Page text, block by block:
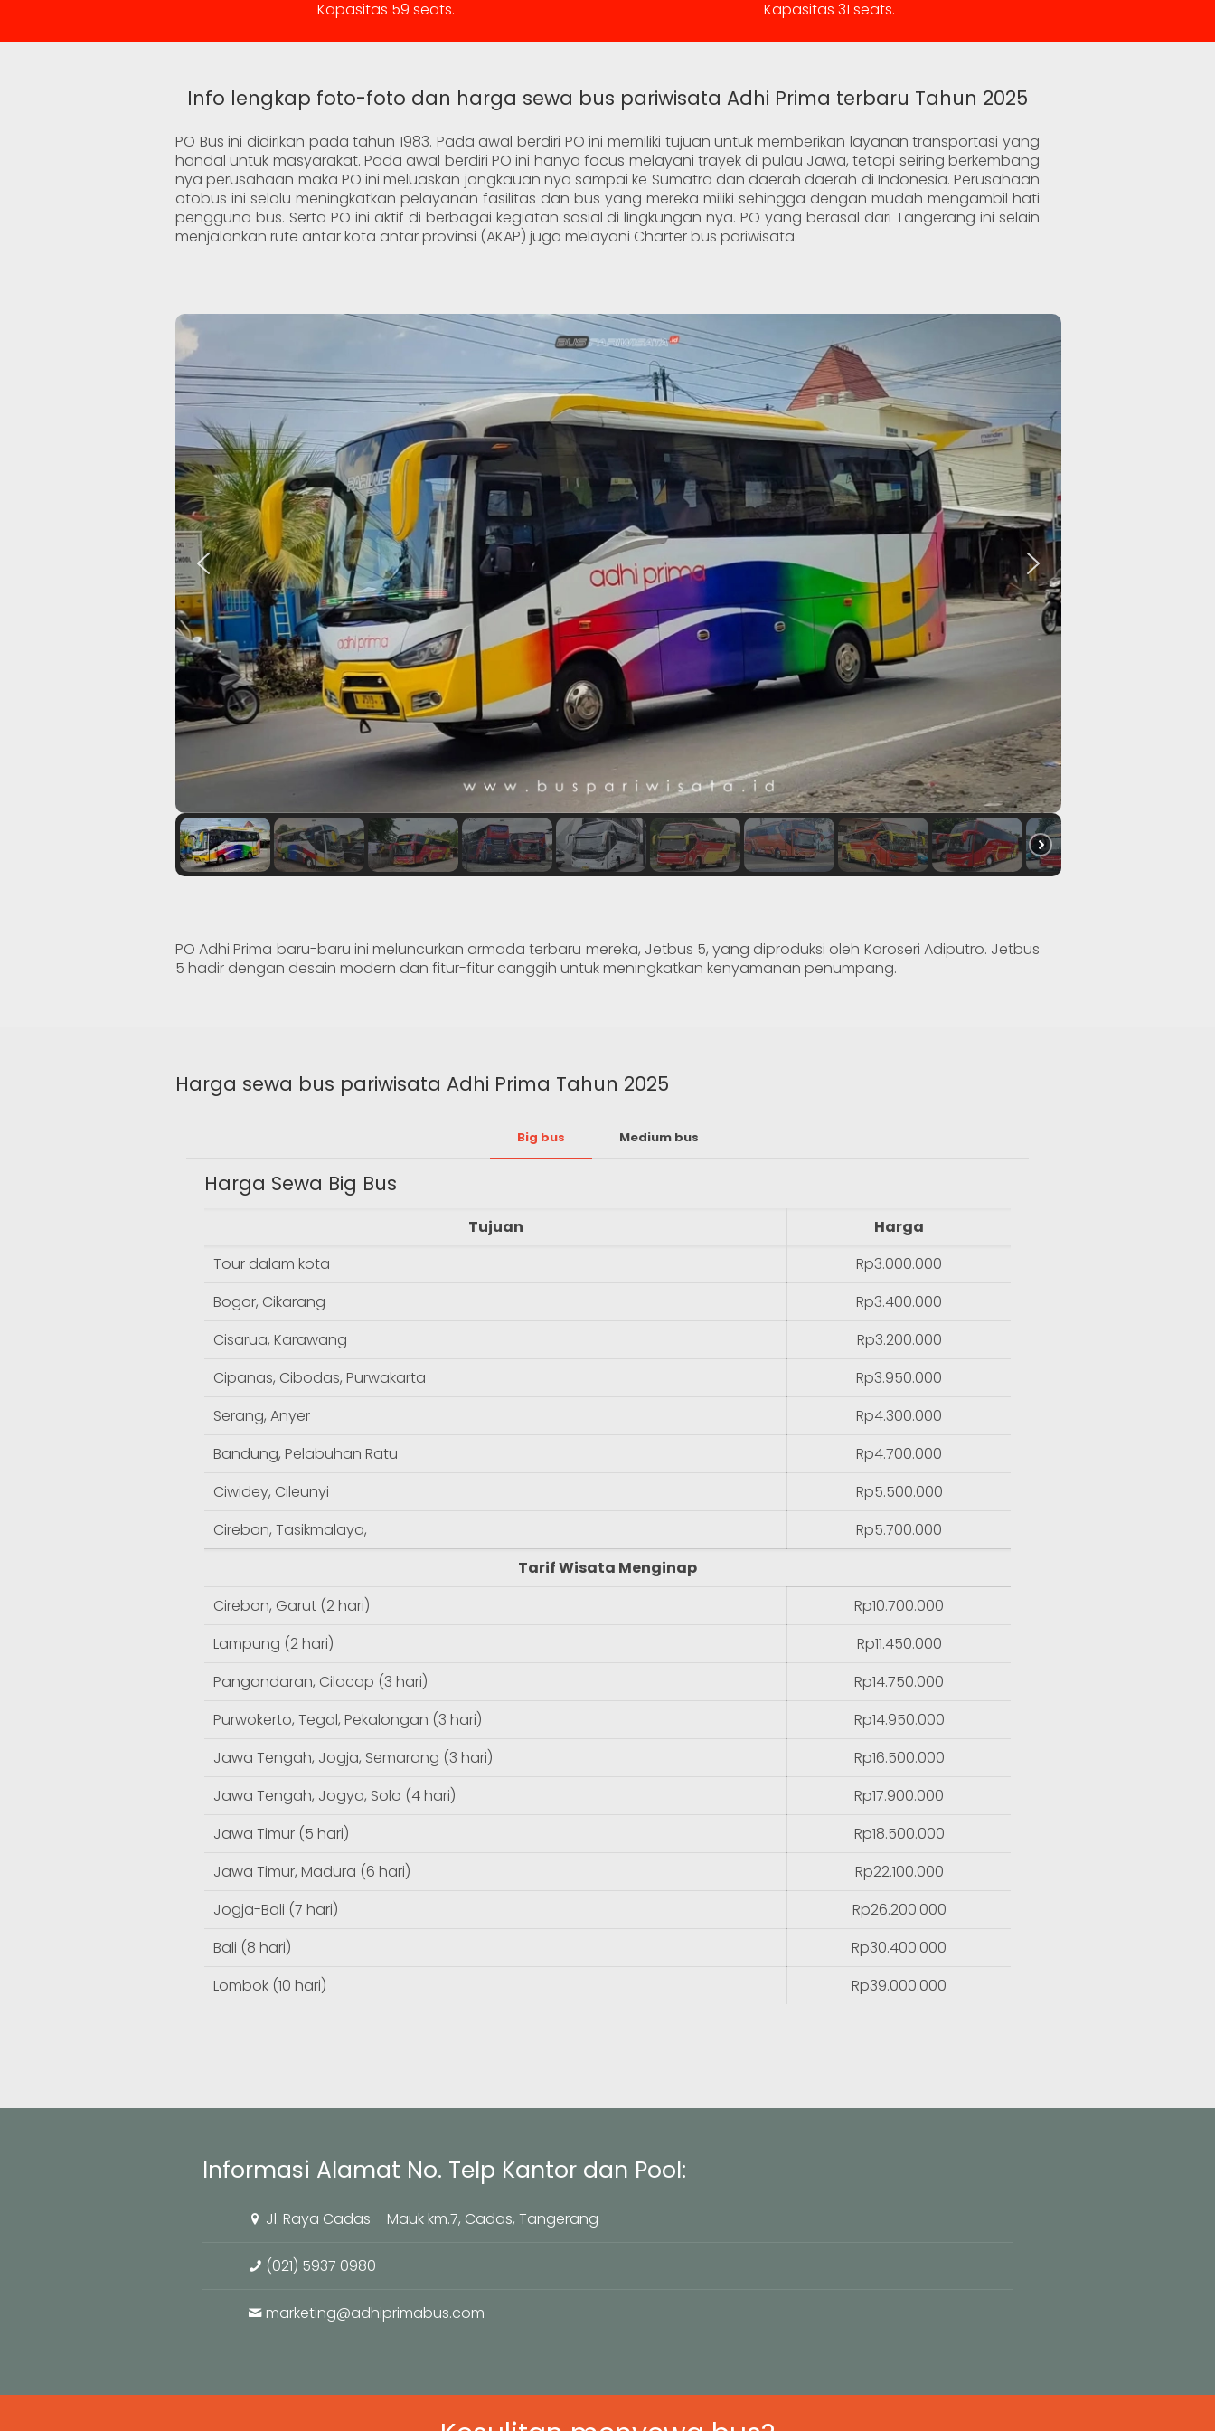
Kapasitas 59 seats. Kapasitas 31 seats.
Info lengkap foto-foto dan harga sewa bus pariwisata Adhi Prima terbaru Tahun 2025
PO Bus ini didirikan pada tahun 1983. Pada awal berdiri PO ini memiliki tujuan untuk memberikan layanan transportasi yang
handal untuk masyarakat. Pada awal berdiri PO ini hanya focus melayani trayek di pulau Jawa, tetapi seiring berkembang
nya perusahaan maka PO ini meluaskan jangkauan nya sampai ke Sumatra dan daerah daerah di Indonesia. Perusahaan
otobus ini selalu meningkatkan pelayanan fasilitas dan bus yang mereka miliki sehingga dengan mudah mengambil hati
pengguna bus. Serta PO ini aktif di berbagai kegiatan sosial di lingkungan nya. PO yang berasal dari Tangerang ini selain
menjalankan rute antar kota antar provinsi (AKAP) juga melayani Charter bus pariwisata.
PO Adhi Prima baru-baru ini meluncurkan armada terbaru mereka, Jetbus 5, yang diproduksi oleh Karoseri Adiputro. Jetbus
5 hadir dengan desain modern dan fitur-fitur canggih untuk meningkatkan kenyamanan penumpang.
Harga sewa bus pariwisata Adhi Prima Tahun 2025
Big bus Medium bus
Harga Sewa Big Bus
Tujuan
Harga
Tour dalam kota
Rp3.000.000
Bogor, Cikarang
Rp3.400.000
Cisarua, Karawang
Rp3.200.000
Cipanas, Cibodas, Purwakarta
Rp3.950.000
Serang, Anyer
Rp4.300.000
Bandung, Pelabuhan Ratu
Rp4.700.000
Ciwidey, Cileunyi
Rp5.500.000
Cirebon, Tasikmalaya,
Rp5.700.000
Tarif Wisata Menginap
Cirebon, Garut (2 hari)
Rp10.700.000
Lampung (2 hari)
Rp11.450.000
Pangandaran, Cilacap (3 hari)
Rp14.750.000
Purwokerto, Tegal, Pekalongan (3 hari)
Rp14.950.000
Jawa Tengah, Jogja, Semarang (3 hari)
Rp16.500.000
Jawa Tengah, Jogya, Solo (4 hari)
Rp17.900.000
Jawa Timur (5 hari)
Rp18.500.000
Jawa Timur, Madura (6 hari)
Rp22.100.000
Jogja-Bali (7 hari)
Rp26.200.000
Bali (8 hari)
Rp30.400.000
Lombok (10 hari)
Rp39.000.000
Informasi Alamat No. Telp Kantor dan Pool:
Jl. Raya Cadas – Mauk km.7, Cadas, Tangerang
(021) 5937 0980
marketing@adhiprimabus.com